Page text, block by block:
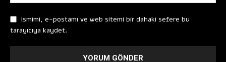
Ismimi, e-postamı ve web sitemi bir dahaki sefere bu
tarayıcıya kaydet.